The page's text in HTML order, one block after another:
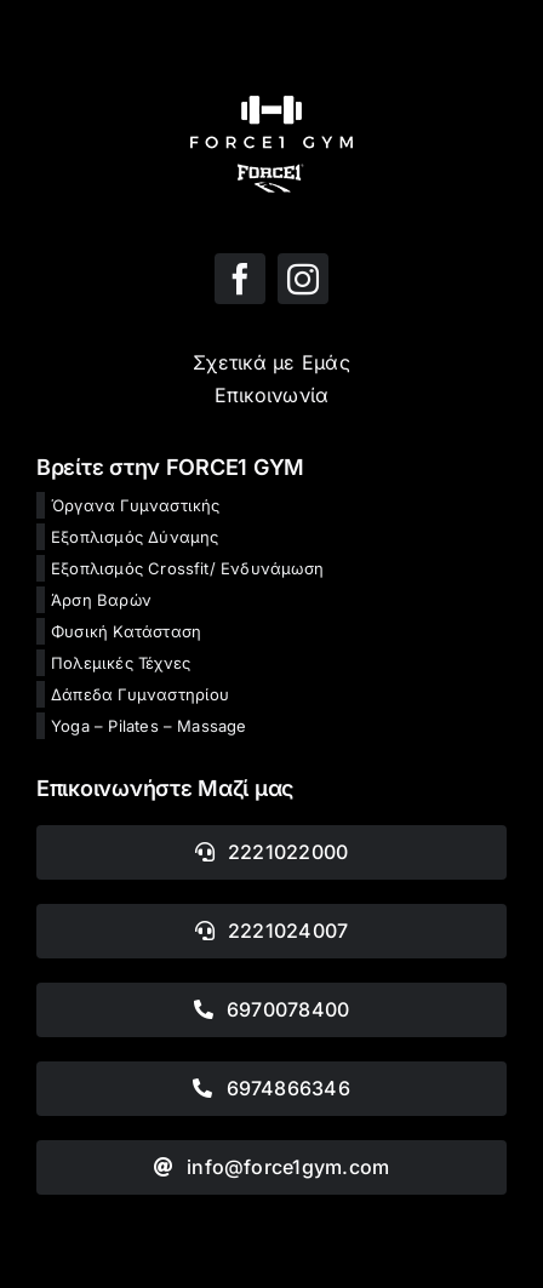
Σχετικά με Εμάς
Επικοινωνία
Βρείτε στην FORCE1 GYM
Όργανα Γυμναστικής
Εξοπλισμός Δύναμης
Εξοπλισμός Crossfit/ Ενδυνάμωση
Άρση Βαρών
Φυσική Κατάσταση
Πολεμικές Τέχνες
Δάπεδα Γυμναστηρίου
Yoga – Pilates – Massage
Επικοινωνήστε Μαζί μας
2221022000
2221024007
6970078400
6974866346
info@force1gym.com